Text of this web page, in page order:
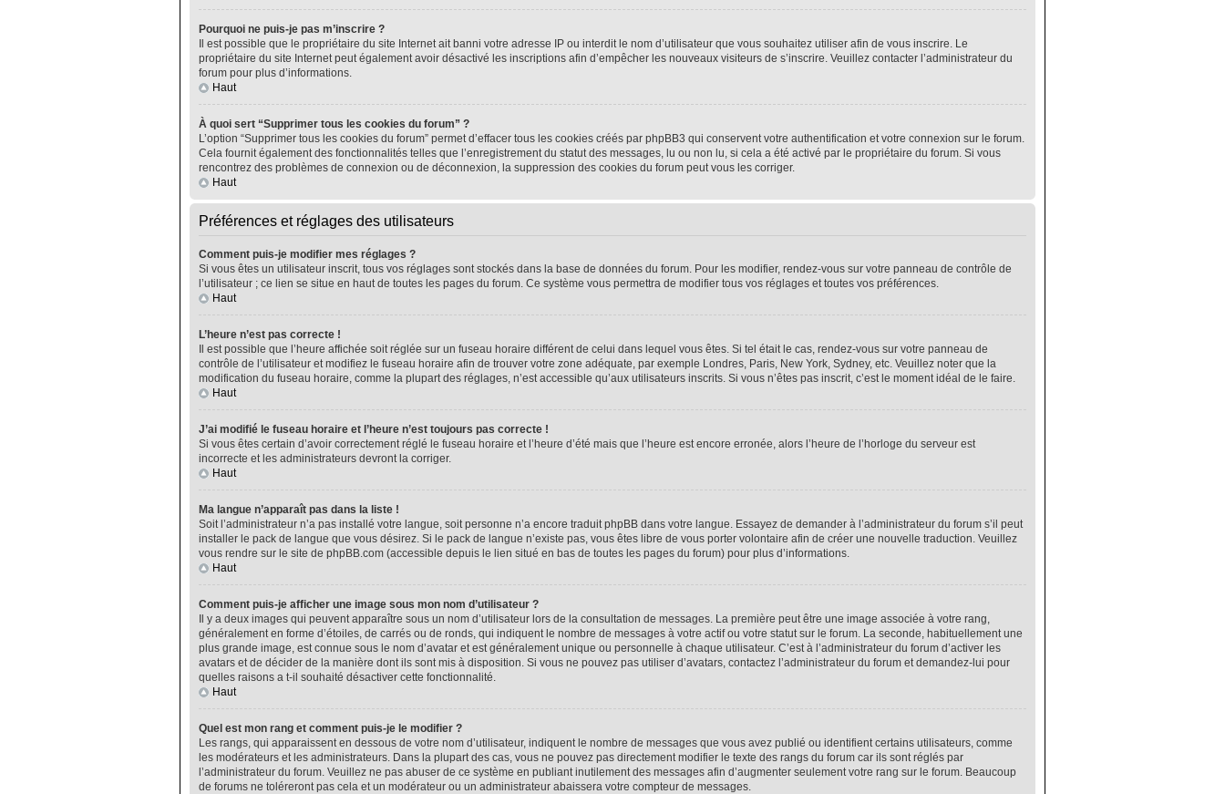
Pourquoi ne puis-je pas m’inscrire ?
Il est possible que le propriétaire du site Internet ait banni votre adresse IP ou interdit le nom d’utilisateur que vous souhaitez utiliser afin de vous inscrire. Le
propriétaire du site Internet peut également avoir désactivé les inscriptions afin d’empêcher les nouveaux visiteurs de s’inscrire. Veuillez contacter l’administrateur du
forum pour plus d’informations.
Haut
À quoi sert “Supprimer tous les cookies du forum” ?
L’option “Supprimer tous les cookies du forum” permet d’effacer tous les cookies créés par phpBB3 qui conservent votre authentification et votre connexion sur le forum.
Cela fournit également des fonctionnalités telles que l’enregistrement du statut des messages, lu ou non lu, si cela a été activé par le propriétaire du forum. Si vous
rencontrez des problèmes de connexion ou de déconnexion, la suppression des cookies du forum peut vous les corriger.
Haut
Préférences et réglages des utilisateurs
Comment puis-je modifier mes réglages ?
Si vous êtes un utilisateur inscrit, tous vos réglages sont stockés dans la base de données du forum. Pour les modifier, rendez-vous sur votre panneau de contrôle de
l’utilisateur ; ce lien se situe en haut de toutes les pages du forum. Ce système vous permettra de modifier tous vos réglages et toutes vos préférences.
Haut
L’heure n’est pas correcte !
Il est possible que l’heure affichée soit réglée sur un fuseau horaire différent de celui dans lequel vous êtes. Si tel était le cas, rendez-vous sur votre panneau de
contrôle de l’utilisateur et modifiez le fuseau horaire afin de trouver votre zone adéquate, par exemple Londres, Paris, New York, Sydney, etc. Veuillez noter que la
modification du fuseau horaire, comme la plupart des réglages, n’est accessible qu’aux utilisateurs inscrits. Si vous n’êtes pas inscrit, c’est le moment idéal de le faire.
Haut
J’ai modifié le fuseau horaire et l’heure n’est toujours pas correcte !
Si vous êtes certain d’avoir correctement réglé le fuseau horaire et l’heure d’été mais que l’heure est encore erronée, alors l’heure de l’horloge du serveur est
incorrecte et les administrateurs devront la corriger.
Haut
Ma langue n’apparaît pas dans la liste !
Soit l’administrateur n’a pas installé votre langue, soit personne n’a encore traduit phpBB dans votre langue. Essayez de demander à l’administrateur du forum s’il peut
installer le pack de langue que vous désirez. Si le pack de langue n’existe pas, vous êtes libre de vous porter volontaire afin de créer une nouvelle traduction. Veuillez
vous rendre sur le site de phpBB.com (accessible depuis le lien situé en bas de toutes les pages du forum) pour plus d’informations.
Haut
Comment puis-je afficher une image sous mon nom d’utilisateur ?
Il y a deux images qui peuvent apparaître sous un nom d’utilisateur lors de la consultation de messages. La première peut être une image associée à votre rang,
généralement en forme d’étoiles, de carrés ou de ronds, qui indiquent le nombre de messages à votre actif ou votre statut sur le forum. La seconde, habituellement une
plus grande image, est connue sous le nom d’avatar et est généralement unique ou personnelle à chaque utilisateur. C’est à l’administrateur du forum d’activer les
avatars et de décider de la manière dont ils sont mis à disposition. Si vous ne pouvez pas utiliser d’avatars, contactez l’administrateur du forum et demandez-lui pour
quelles raisons a t-il souhaité désactiver cette fonctionnalité.
Haut
Quel est mon rang et comment puis-je le modifier ?
Les rangs, qui apparaissent en dessous de votre nom d’utilisateur, indiquent le nombre de messages que vous avez publié ou identifient certains utilisateurs, comme
les modérateurs et les administrateurs. Dans la plupart des cas, vous ne pouvez pas directement modifier le texte des rangs du forum car ils sont réglés par
l’administrateur du forum. Veuillez ne pas abuser de ce système en publiant inutilement des messages afin d’augmenter seulement votre rang sur le forum. Beaucoup
de forums ne toléreront pas cela et un modérateur ou un administrateur abaissera votre compteur de messages.